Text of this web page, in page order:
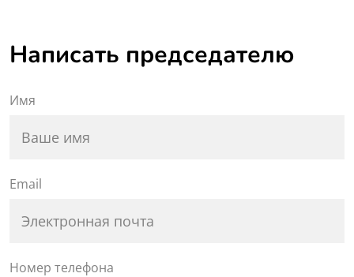
Написать председателю
Имя
Email
Номер телефона